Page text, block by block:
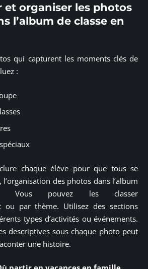
et organiser les photos
l’album de classe en
qui capturent les moments clés de
:
chaque élève pour que tous se
des photos dans l’album
Vous pouvez les classer
ou par thème. Utilisez des sections
types d’activités ou événements.
descriptives sous chaque photo peut
une histoire.